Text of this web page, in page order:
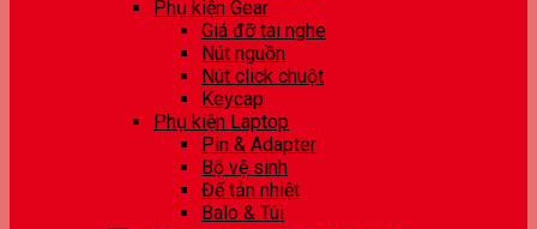
Phụ kiện Gear
Giá đỡ tai nghe
Nút nguồn
Nút click chuột
Keycap
Phụ kiện Laptop
Pin & Adapter
Bộ vệ sinh
Đế tản nhiệt
Balo & Túi